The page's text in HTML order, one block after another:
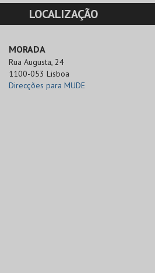
LOCALIZAÇÃO
MORADA
Rua Augusta, 24
1100-053 Lisboa
Direcções para MUDE